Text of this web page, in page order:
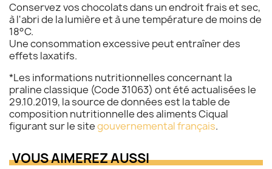
Conservez vos chocolats dans un endroit frais et sec,
à l'abri de la lumière et à une température de moins de
18°C.
Une consommation excessive peut entraîner des
effets laxatifs.
*Les informations nutritionnelles concernant la
praline classique (Code 31063) ont été actualisées le
29.10.2019, la source de données est la table de
composition nutritionnelle des aliments Ciqual
figurant sur le sitegouvernemental français.
VOUS AIMEREZ AUSSI